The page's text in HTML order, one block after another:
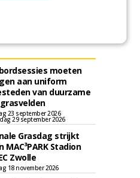
moeten
aan uniform
van duurzame
23 september 2026
29 september 2026
Grasdag strijkt
MAC³PARK Stadion
Zwolle
18 november 2026